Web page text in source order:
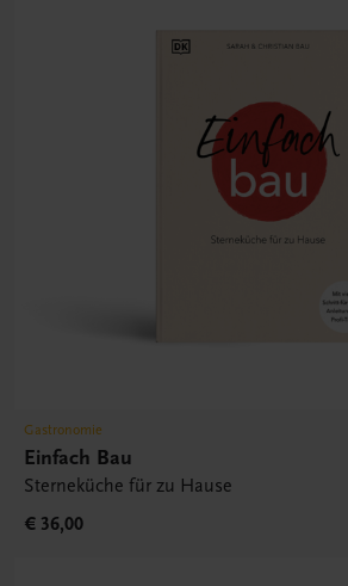
Gastronomie
Einfach Bau
Sterneküche für zu Hause
€ 36,00